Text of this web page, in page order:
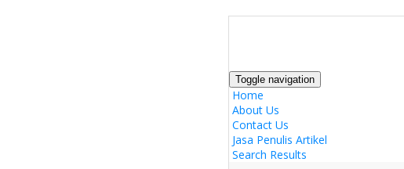
Toggle navigation
Home
About Us
Contact Us
Jasa Penulis Artikel
Search Results